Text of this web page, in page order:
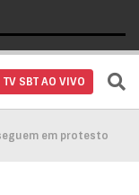
TV SBT AO VIVO
em protesto